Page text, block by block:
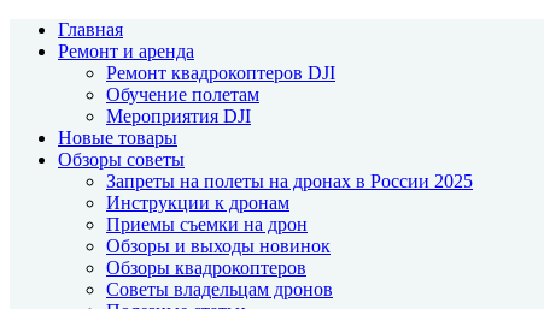
Главная
Ремонт и аренда
Ремонт квадрокоптеров DJI
Обучение полетам
Мероприятия DJI
Новые товары
Обзоры советы
Запреты на полеты на дронах в России 2025
Инструкции к дронам
Приемы съемки на дрон
Обзоры и выходы новинок
Обзоры квадрокоптеров
Советы владельцам дронов